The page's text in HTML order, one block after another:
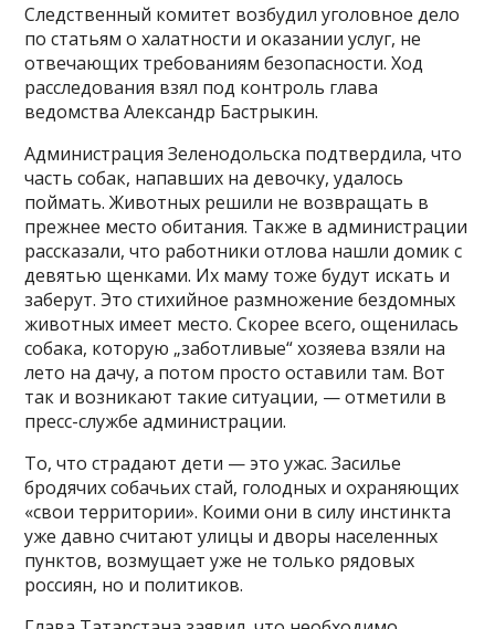
Следственный комитет возбудил уголовное дело
по статьям о халатности и оказании услуг, не
отвечающих требованиям безопасности. Ход
расследования взял под контроль глава
ведомства Александр Бастрыкин.
Администрация Зеленодольска подтвердила, что
часть собак, напавших на девочку, удалось
поймать. Животных решили не возвращать в
прежнее место обитания. Также в администрации
рассказали, что работники отлова нашли домик с
девятью щенками. Их маму тоже будут искать и
заберут. Это стихийное размножение бездомных
животных имеет место. Скорее всего, ощенилась
собака, которую „заботливые“ хозяева взяли на
лето на дачу, а потом просто оставили там. Вот
так и возникают такие ситуации, — отметили в
пресс-службе администрации.
То, что страдают дети — это ужас. Засилье
бродячих собачьих стай, голодных и охраняющих
«свои территории». Коими они в силу инстинкта
уже давно считают улицы и дворы населенных
пунктов, возмущает уже не только рядовых
россиян, но и политиков.